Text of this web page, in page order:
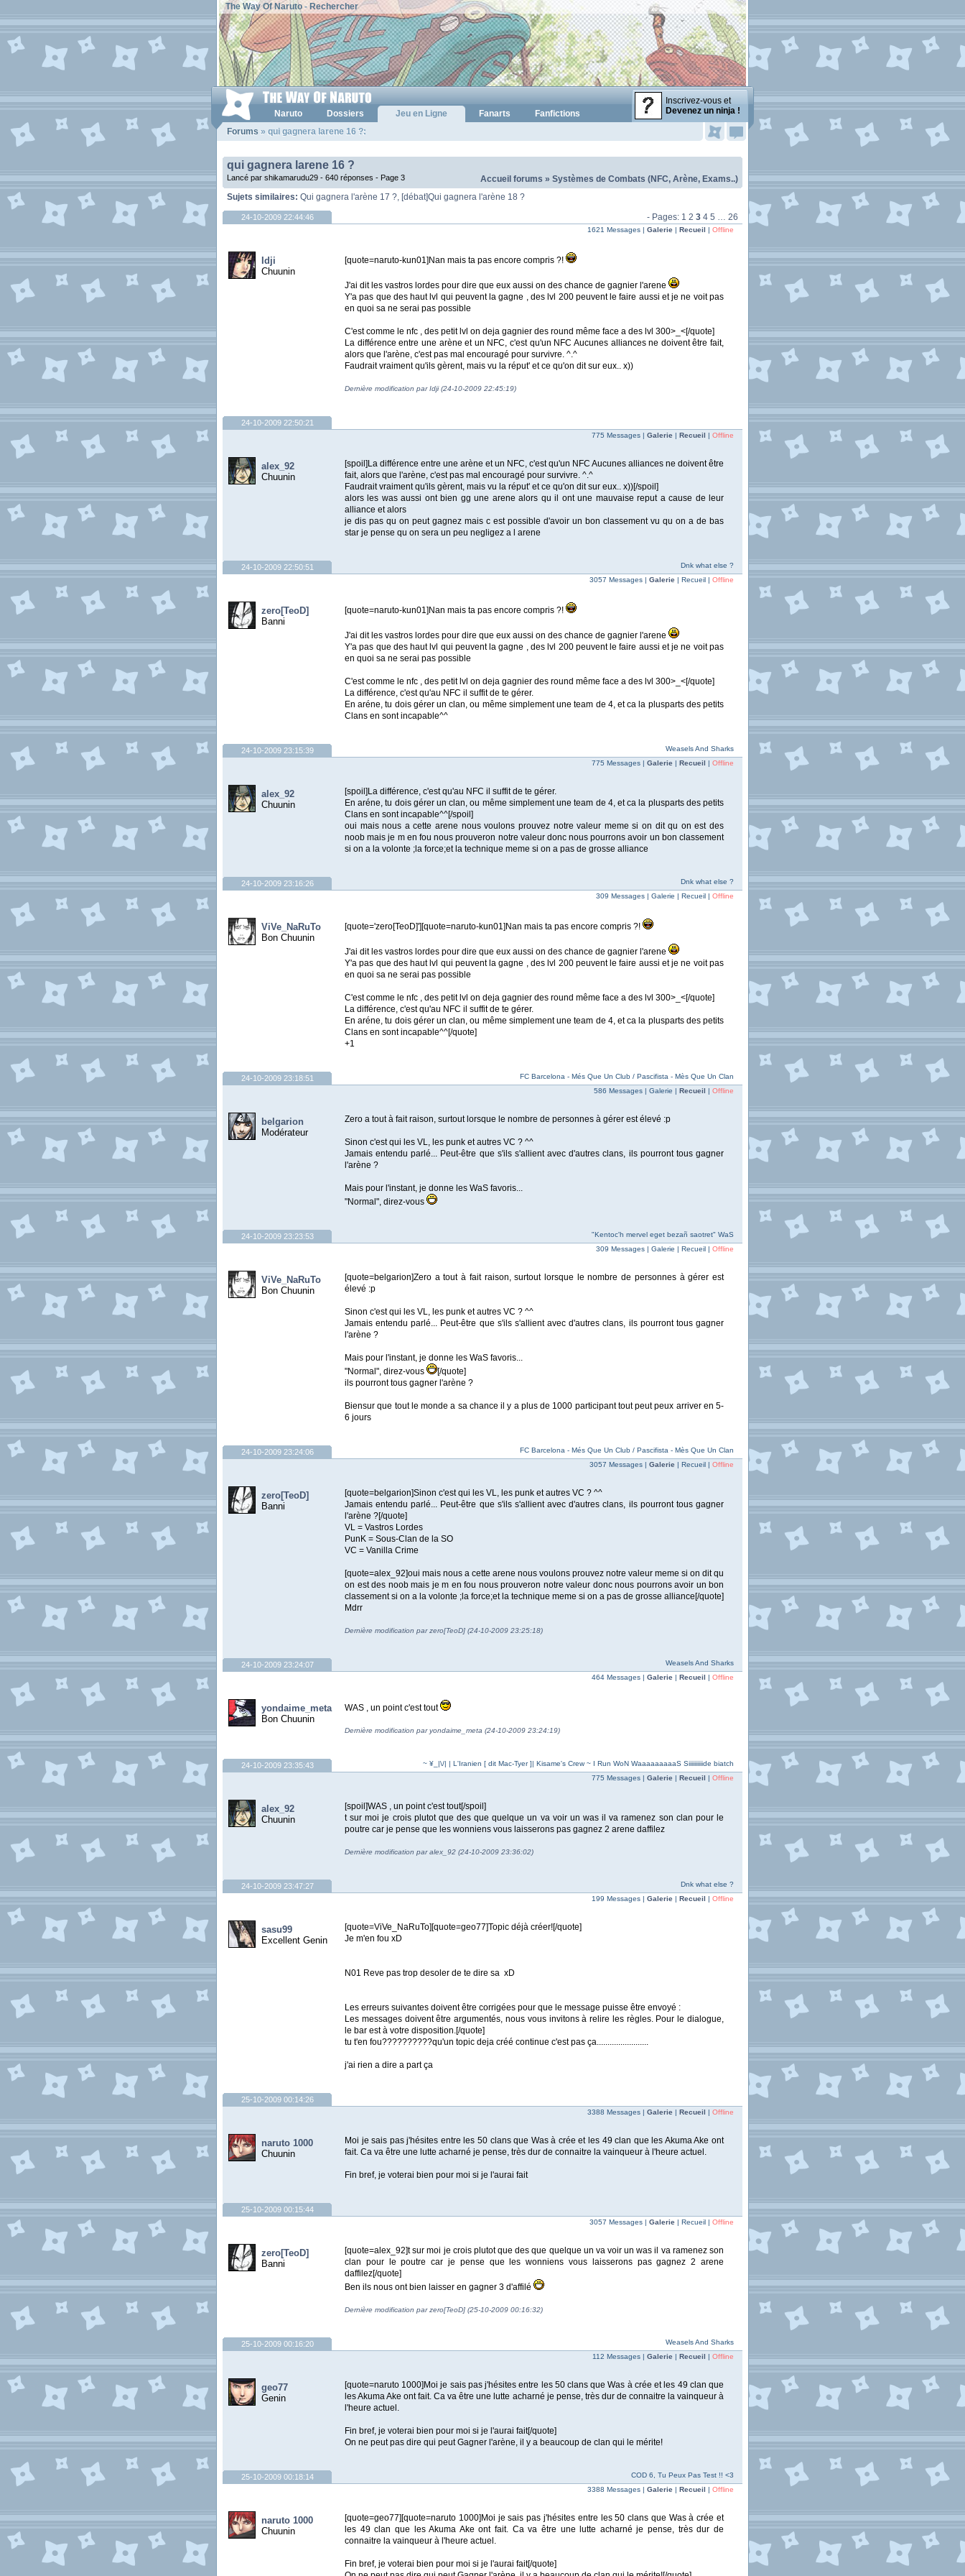
The Way Of Naruto- Rechercher
Inscrivez-vous et
Devenez un ninja !
Naruto Dossiers Jeu en Ligne Fanarts
Fanfictions
Forums » qui gagnera larene 16 ?:
qui gagnera larene 16 ?
Accueil forums » Systèmes de Combats (NFC, Arène, Exams..)
Lancé par shikamarudu29 - 640 réponses - Page 3
Sujets similaires: Qui gagnera l'arène 17 ?, [débat]Qui gagnera l'arène 18 ?
- Pages: 1 2 3 4 5 … 26
24-10-2009 22:44:46
Idji
Chuunin
1621 Messages | Galerie | Recueil | Offline
[quote=naruto-kun01]Nan mais ta pas encore compris ?!
J'ai dit les vastros lordes pour dire que eux aussi on des chance de gagnier l'arene
Y'a pas que des haut lvl qui peuvent la gagne , des lvl 200 peuvent le faire aussi et je ne voit pas
en quoi sa ne serai pas possible
C'est comme le nfc , des petit lvl on deja gagnier des round même face a des lvl 300>_<[/quote]
La différence entre une arène et un NFC, c'est qu'un NFC Aucunes alliances ne doivent être fait,
alors que l'arène, c'est pas mal encouragé pour survivre. ^.^
Faudrait vraiment qu'ils gèrent, mais vu la réput' et ce qu'on dit sur eux.. x))
Dernière modification par Idji (24-10-2009 22:45:19)
24-10-2009 22:50:21
alex_92
Chuunin
775 Messages | Galerie | Recueil | Offline
[spoil]La différence entre une arène et un NFC, c'est qu'un NFC Aucunes alliances ne doivent être
fait, alors que l'arène, c'est pas mal encouragé pour survivre. ^.^
Faudrait vraiment qu'ils gèrent, mais vu la réput' et ce qu'on dit sur eux.. x))[/spoil]
alors les was aussi ont bien gg une arene alors qu il ont une mauvaise reput a cause de leur
alliance et alors
je dis pas qu on peut gagnez mais c est possible d'avoir un bon classement vu qu on a de bas
star je pense qu on sera un peu negligez a l arene
Dnk what else ?
24-10-2009 22:50:51
zero[TeoD]
Banni
3057 Messages | Galerie | Recueil | Offline
[quote=naruto-kun01]Nan mais ta pas encore compris ?!
J'ai dit les vastros lordes pour dire que eux aussi on des chance de gagnier l'arene
Y'a pas que des haut lvl qui peuvent la gagne , des lvl 200 peuvent le faire aussi et je ne voit pas
en quoi sa ne serai pas possible
C'est comme le nfc , des petit lvl on deja gagnier des round même face a des lvl 300>_<[/quote]
La différence, c'est qu'au NFC il suffit de te gérer.
En aréne, tu dois gérer un clan, ou même simplement une team de 4, et ca la plusparts des petits
Clans en sont incapable^^
Weasels And Sharks
24-10-2009 23:15:39
alex_92
Chuunin
775 Messages | Galerie | Recueil | Offline
[spoil]La différence, c'est qu'au NFC il suffit de te gérer.
En aréne, tu dois gérer un clan, ou même simplement une team de 4, et ca la plusparts des petits
Clans en sont incapable^^[/spoil]
oui mais nous a cette arene nous voulons prouvez notre valeur meme si on dit qu on est des
noob mais je m en fou nous prouveron notre valeur donc nous pourrons avoir un bon classement
si on a la volonte ;la force;et la technique meme si on a pas de grosse alliance
Dnk what else ?
24-10-2009 23:16:26
ViVe_NaRuTo
Bon Chuunin
309 Messages | Galerie | Recueil | Offline
[quote='zero[TeoD]'][quote=naruto-kun01]Nan mais ta pas encore compris ?!
J'ai dit les vastros lordes pour dire que eux aussi on des chance de gagnier l'arene
Y'a pas que des haut lvl qui peuvent la gagne , des lvl 200 peuvent le faire aussi et je ne voit pas
en quoi sa ne serai pas possible
C'est comme le nfc , des petit lvl on deja gagnier des round même face a des lvl 300>_<[/quote]
La différence, c'est qu'au NFC il suffit de te gérer.
En aréne, tu dois gérer un clan, ou même simplement une team de 4, et ca la plusparts des petits
Clans en sont incapable^^[/quote]
+1
FC Barcelona - Més Que Un Club / Pascifista - Mès Que Un Clan
24-10-2009 23:18:51
belgarion
Modérateur
586 Messages | Galerie | Recueil | Offline
Zero a tout à fait raison, surtout lorsque le nombre de personnes à gérer est élevé :p
Sinon c'est qui les VL, les punk et autres VC ? ^^
Jamais entendu parlé... Peut-être que s'ils s'allient avec d'autres clans, ils pourront tous gagner
l'arène ?
Mais pour l'instant, je donne les WaS favoris...
"Normal", direz-vous
"Kentoc'h mervel eget bezañ saotret" WaS
24-10-2009 23:23:53
ViVe_NaRuTo
Bon Chuunin
309 Messages | Galerie | Recueil | Offline
[quote=belgarion]Zero a tout à fait raison, surtout lorsque le nombre de personnes à gérer est
élevé :p
Sinon c'est qui les VL, les punk et autres VC ? ^^
Jamais entendu parlé... Peut-être que s'ils s'allient avec d'autres clans, ils pourront tous gagner
l'arène ?
Mais pour l'instant, je donne les WaS favoris...
"Normal", direz-vous
[/quote]
ils pourront tous gagner l'arène ?
Biensur que tout le monde a sa chance il y a plus de 1000 participant tout peut peux arriver en 5-
6 jours
FC Barcelona - Més Que Un Club / Pascifista - Mès Que Un Clan
24-10-2009 23:24:06
zero[TeoD]
Banni
3057 Messages | Galerie | Recueil | Offline
[quote=belgarion]Sinon c'est qui les VL, les punk et autres VC ? ^^
Jamais entendu parlé... Peut-être que s'ils s'allient avec d'autres clans, ils pourront tous gagner
l'arène ?[/quote]
VL = Vastros Lordes
PunK = Sous-Clan de la SO
VC = Vanilla Crime
[quote=alex_92]oui mais nous a cette arene nous voulons prouvez notre valeur meme si on dit qu
on est des noob mais je m en fou nous prouveron notre valeur donc nous pourrons avoir un bon
classement si on a la volonte ;la force;et la technique meme si on a pas de grosse alliance[/quote]
Mdrr
Dernière modification par zero[TeoD] (24-10-2009 23:25:18)
Weasels And Sharks
24-10-2009 23:24:07
yondaime_meta
Bon Chuunin
464 Messages | Galerie | Recueil | Offline
WAS , un point c'est tout
Dernière modification par yondaime_meta (24-10-2009 23:24:19)
~ ¥_|\/| | L'Iranien [ dit Mac-Tyer ]| Kisame's Crew ~ I Run WoN WaaaaaaaaaS Siiiiiiiiiide biatch
24-10-2009 23:35:43
alex_92
Chuunin
775 Messages | Galerie | Recueil | Offline
[spoil]WAS , un point c'est tout[/spoil]
t sur moi je crois plutot que des que quelque un va voir un was il va ramenez son clan pour le
poutre car je pense que les wonniens vous laisserons pas gagnez 2 arene daffilez
Dernière modification par alex_92 (24-10-2009 23:36:02)
Dnk what else ?
24-10-2009 23:47:27
sasu99
Excellent Genin
199 Messages | Galerie | Recueil | Offline
[quote=ViVe_NaRuTo][quote=geo77]Topic déjà créer![/quote]
Je m'en fou xD
N01 Reve pas trop desoler de te dire sa xD
Les erreurs suivantes doivent être corrigées pour que le message puisse être envoyé :
Les messages doivent être argumentés, nous vous invitons à relire les règles. Pour le dialogue,
le bar est à votre disposition.[/quote]
tu t'en fou??????????qu'un topic deja créé continue c'est pas ça........................
j'ai rien a dire a part ça
25-10-2009 00:14:26
naruto 1000
Chuunin
3388 Messages | Galerie | Recueil | Offline
Moi je sais pas j'hésites entre les 50 clans que Was à crée et les 49 clan que les Akuma Ake ont
fait. Ca va être une lutte acharné je pense, très dur de connaitre la vainqueur à l'heure actuel.
Fin bref, je voterai bien pour moi si je l'aurai fait
25-10-2009 00:15:44
zero[TeoD]
Banni
3057 Messages | Galerie | Recueil | Offline
[quote=alex_92]t sur moi je crois plutot que des que quelque un va voir un was il va ramenez son
clan pour le poutre car je pense que les wonniens vous laisserons pas gagnez 2 arene
daffilez[/quote]
Ben ils nous ont bien laisser en gagner 3 d'affilé
Dernière modification par zero[TeoD] (25-10-2009 00:16:32)
Weasels And Sharks
25-10-2009 00:16:20
geo77
Genin
112 Messages | Galerie | Recueil | Offline
[quote=naruto 1000]Moi je sais pas j'hésites entre les 50 clans que Was à crée et les 49 clan que
les Akuma Ake ont fait. Ca va être une lutte acharné je pense, très dur de connaitre la vainqueur à
l'heure actuel.
Fin bref, je voterai bien pour moi si je l'aurai fait[/quote]
On ne peut pas dire qui peut Gagner l'arène, il y a beaucoup de clan qui le mérite!
COD 6, Tu Peux Pas Test !! <3
25-10-2009 00:18:14
naruto 1000
Chuunin
3388 Messages | Galerie | Recueil | Offline
[quote=geo77][quote=naruto 1000]Moi je sais pas j'hésites entre les 50 clans que Was à crée et
les 49 clan que les Akuma Ake ont fait. Ca va être une lutte acharné je pense, très dur de
connaitre la vainqueur à l'heure actuel.
Fin bref, je voterai bien pour moi si je l'aurai fait[/quote]